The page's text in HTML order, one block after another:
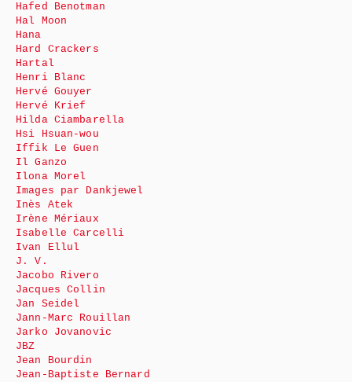
Hafed Benotman
Hal Moon
Hana
Hard Crackers
Hartal
Henri Blanc
Hervé Gouyer
Hervé Krief
Hilda Ciambarella
Hsi Hsuan-wou
Iffik Le Guen
Il Ganzo
Ilona Morel
Images par Dankjewel
Inès Atek
Irène Mériaux
Isabelle Carcelli
Ivan Ellul
J. V.
Jacobo Rivero
Jacques Collin
Jan Seidel
Jann-Marc Rouillan
Jarko Jovanovic
JBZ
Jean Bourdin
Jean-Baptiste Bernard